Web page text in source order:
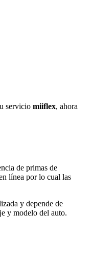
servicio miiflex, ahora
de primas de
línea por lo cual las
y depende de
y modelo del auto.